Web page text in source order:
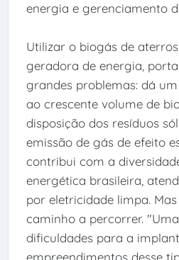
energia e gerenciamento
Utilizar o biogás de
geradora de energia,
grandes problemas: dá
ao crescente volume de
disposição dos resíduos
emissão de gás de efeito
contribui com a
energética brasileira,
por eletricidade limpa.
caminho a percorrer.
dificuldades para a
empreendimentos desse